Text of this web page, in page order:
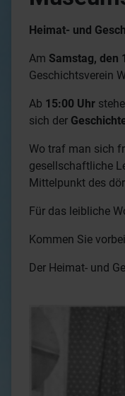
Heimat- und
Am Samstag, den
Geschichtsverein
Ab 15:00 Uhr
sich der
Wo traf man sich
gesellschaftliche
Mittelpunkt des
Für das leibliche
Kommen Sie
Der Heimat- und